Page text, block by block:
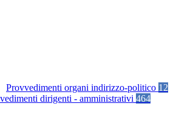
Provvedimenti organi indirizzo-politico 12
dirigenti - amministrativi 464